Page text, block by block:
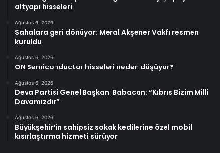
altyapı hisseleri
Ağustos 6, 2026
Sahalara geri dönüyor: Meral Akşener Vakfı resmen
kuruldu
Ağustos 6, 2026
ON Semiconductor hisseleri neden düşüyor?
Ağustos 6, 2026
Deva Partisi Genel Başkanı Babacan: “Kıbrıs Bizim Milli
Davamızdır”
Ağustos 6, 2026
Büyükşehir’in sahipsiz sokak kedilerine özel mobil
kısırlaştırma hizmeti sürüyor